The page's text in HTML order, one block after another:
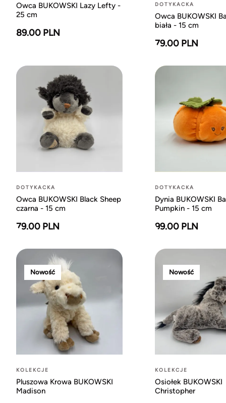
Owca BUKOWSKI Lazy Lefty -
25 cm
89.00 PLN
DOTYKACKA
Owca BUKOWSKI
biała - 15 cm
79.00 PLN
DOTYKACKA
Owca BUKOWSKI Black Sheep
czarna - 15 cm
79.00 PLN
DOTYKACKA
Dynia BUKOWSKI
Pumpkin - 15 cm
99.00 PLN
Nowość
KOLEKCJE
Pluszowa Krowa BUKOWSKI
Madison
Nowość
KOLEKCJE
Osiołek BUKOWSKI
Christopher